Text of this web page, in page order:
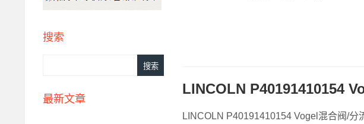
搜索
最新文章
LINCOLN P40191410154
LINCOLN P40191410154 Vogel混合阀/